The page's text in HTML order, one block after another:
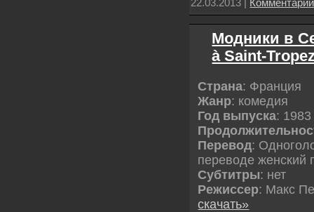
Модники в
à Saint-
Страна: Франция
Жанр: комедия
Год выпуска: 1983
Перевод:
переводе женский
Cубтитры: нет
Режиссер: Макс
скачать»